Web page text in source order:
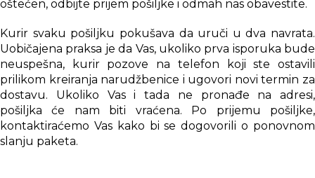
oštećen, odbijte prijem pošiljke i odmah nas obavestite.
Kurir svaku pošiljku pokušava da uruči u dva navrata.
Uobičajena praksa je da Vas, ukoliko prva isporuka bude
neuspešna, kurir pozove na telefon koji ste ostavili
prilikom kreiranja narudžbenice i ugovori novi termin za
dostavu. Ukoliko Vas i tada ne pronađe na adresi,
pošiljka će nam biti vraćena. Po prijemu pošiljke,
kontaktiraćemo Vas kako bi se dogovorili o ponovnom
slanju paketa.